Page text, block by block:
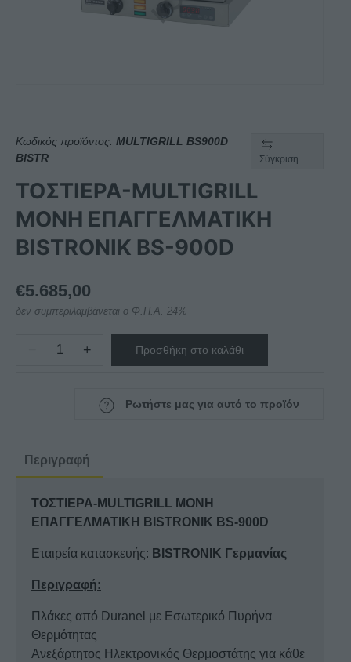
Κωδικός προϊόντος: MULTIGRILL BS900D
BISTR
Σύγκριση
ΤΟΣΤΙΕΡΑ-MULTIGRILL
ΜΟΝΗ ΕΠΑΓΓΕΛΜΑΤΙΚΗ
BISTRONIK BS-900D
€5.685,00
δεν συμπεριλαμβάνεται ο Φ.Π.Α. 24%
ΤΟΣΤΙΕΡΑ-
ΕΠΑΓΓΕΛΜΑΤΙΚΗ
BS-
900D
+ Προσθήκη στο καλάθι
Ρωτήστε μας για αυτό το προϊόν
Περιγραφή
ΤΟΣΤΙΕΡΑ-MULTIGRILL ΜΟΝΗ
ΕΠΑΓΓΕΛΜΑΤΙΚΗ BISTRONIK BS-900D
Εταιρεία κατασκευής: BISTRONIK Γερμανίας
Περιγραφή:
Πλάκες από Duranel με Εσωτερικό Πυρήνα
Θερμότητας
Ανεξάρτητος Ηλεκτρονικός Θερμοστάτης για κάθε